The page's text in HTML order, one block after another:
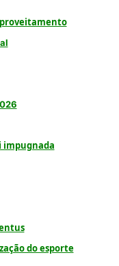
impugnada
do esporte